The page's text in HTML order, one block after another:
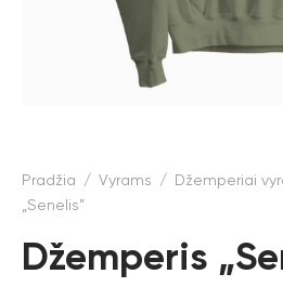
Pradžia / Vyrams / Džemperiai
„Senelis”
Džemperis